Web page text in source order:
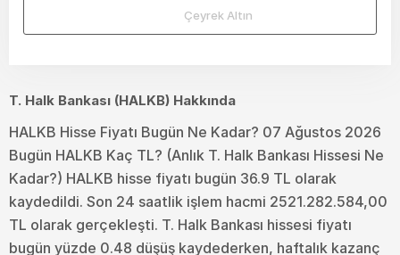
Çeyrek Altın
T. Halk Bankası (HALKB) Hakkında
HALKB Hisse Fiyatı Bugün Ne Kadar? 07 Ağustos 2026
Bugün HALKB Kaç TL? (Anlık T. Halk Bankası Hissesi Ne
Kadar?) HALKB hisse fiyatı bugün 36.9 TL olarak
kaydedildi. Son 24 saatlik işlem hacmi 2521.282.584,00
TL olarak gerçekleşti. T. Halk Bankası hissesi fiyatı
bugün yüzde 0.48 düşüş kaydederken, haftalık kazanç